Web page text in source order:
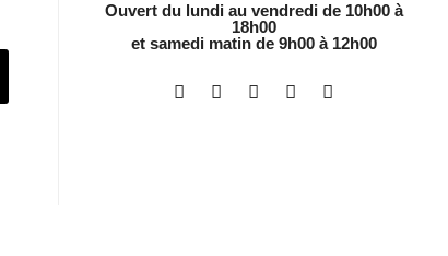
Ouvert du lundi au vendredi de 10h00 à
18h00
et samedi matin de 9h00 à 12h00